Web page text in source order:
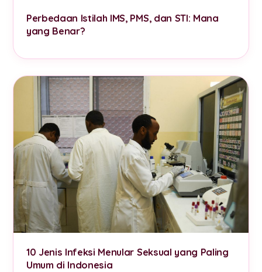
Perbedaan Istilah IMS, PMS, dan STI: Mana
yang Benar?
10 Jenis Infeksi Menular Seksual yang Paling
Umum di Indonesia